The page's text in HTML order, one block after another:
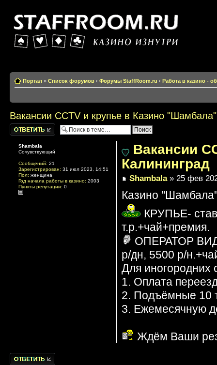
Портал » Список форумов ‹ Форумы StaffRoom.ru ‹ Работа в казино -
Вакансии CCTV и крупье в Казино
Написать
комментарии
Вакансии
Калининград
Shambala» 25 фев
Казино
КРУПЬЕ-
т.р.+чай+премия.
ОПЕРАТОР
р/дн, 5500 р/
Для иногородних
1. Оплата
2. Подъёмные 10
3. Ежемесячную
Ждём Ваши
Shambala
Сочувствующий
Сообщений: 21
Зарегистрирован: 31 июл 2023, 14:51
Пол: женщина
Год начала работы в казино: 2003
Пункты репутации: 0
Написать
комментарии